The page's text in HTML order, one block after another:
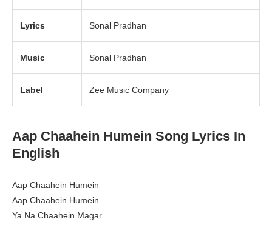
Lyrics Sonal Pradhan
Music Sonal Pradhan
Label Zee Music Company
Aap Chaahein Humein Song Lyrics In
English
Aap Chaahein Humein
Aap Chaahein Humein
Ya Na Chaahein Magar